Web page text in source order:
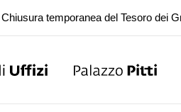
Palazzo Pitti. Temporanea chiusura
Chiusura temporanea del Tesoro dei
Palazzo Pitti. Temporanea chiusura